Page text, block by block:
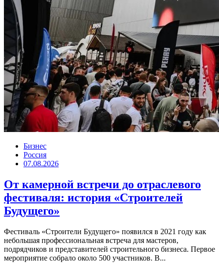
Бизнес
Россия
07.08.2026
От камерной встречи до отраслевого
фестиваля: история «Строителей
Будущего»
Фестиваль «Строители Будущего» появился в 2021 году как
небольшая профессиональная встреча для мастеров,
подрядчиков и представителей строительного бизнеса. Первое
мероприятие собрало около 500 участников. В...